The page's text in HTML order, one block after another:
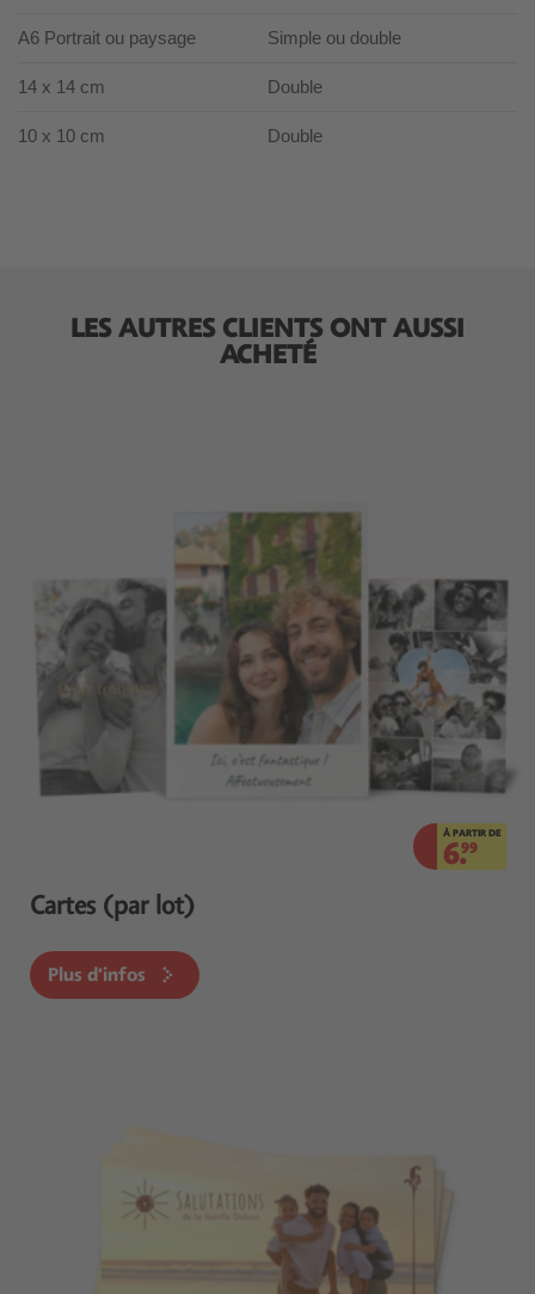
A6 Portrait ou paysage Simple ou double
14 x 14 cm Double
10 x 10 cm Double
LES AUTRES CLIENTS ONT AUSSI
ACHETÉ
À PARTIR DE
6.99
Cartes (par lot)
Plus d'infos